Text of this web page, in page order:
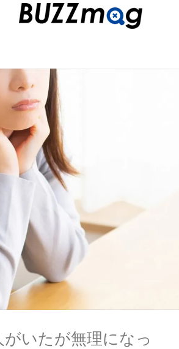
いたが無理になっ